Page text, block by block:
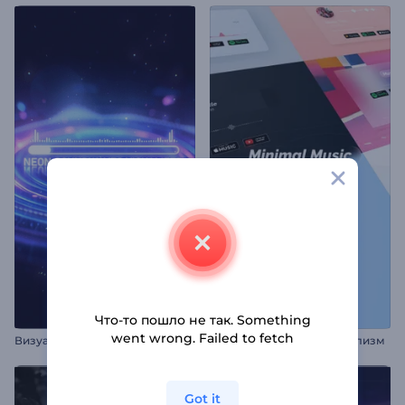
В
изуализатор неоновых звуковых волн Промо альбома: Минимализм
Что-то пошло не так. Something
went wrong. Failed to fetch
Got it